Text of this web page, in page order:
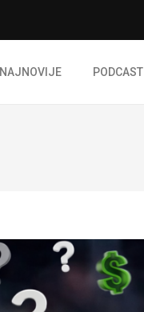
NAJNOVIJE PODCAST